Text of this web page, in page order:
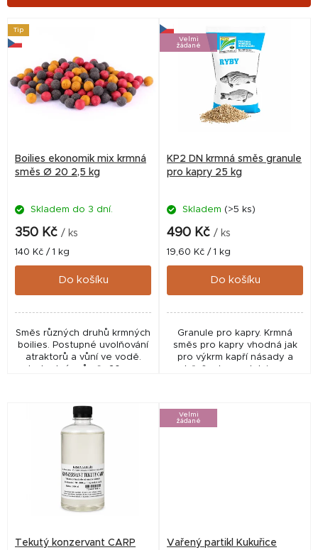
V
ý
o
Tip
Boilies ekonomik mix krmná
směs Ø 20 2,5 kg
Skladem do 3 dní.
350 Kč / ks
Měrná
cena:
140 Kč / 1 kg
Do košíku
Směs různých druhů krmných
boilies. Postupné uvolňování
atraktorů a vůní ve vodě.
Jednotný průměr 20 mm.
Velmi
žádané
KP2 DN krmná směs granule
pro kapry 25 kg
Skladem (>5 ks)
490 Kč / ks
Měrná
cena:
19,60 Kč / 1 kg
Do košíku
Granule pro kapry. Krmná
směs pro kapry vhodná jak
pro výkrm kapří násady a
tržního kapra, tak i pro
Tekutý konzervant CARP
Velmi
žádané
Vařený partikl Kukuřice